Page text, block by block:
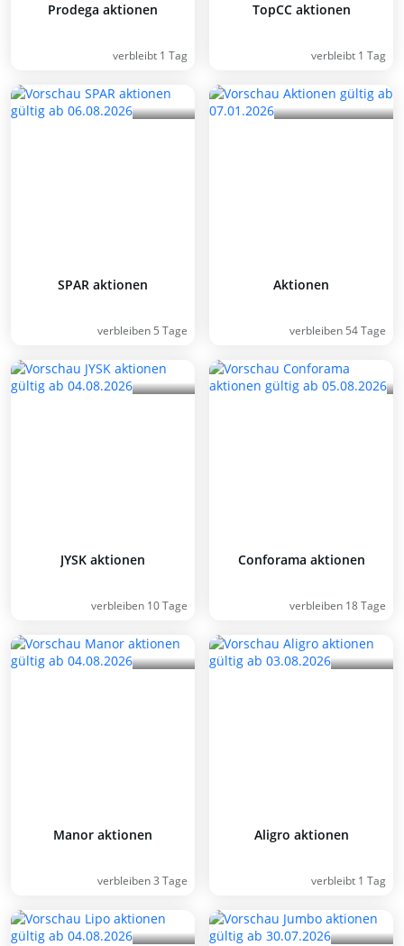
Prodega aktionen
verbleibt 1 Tag
TopCC aktionen
verbleibt 1 Tag
SPAR aktionen
verbleiben 5 Tage
Aktionen
verbleiben 54 Tage
JYSK aktionen
verbleiben 10 Tage
Conforama aktionen
verbleiben 18 Tage
Manor aktionen
verbleiben 3 Tage
Aligro aktionen
verbleibt 1 Tag